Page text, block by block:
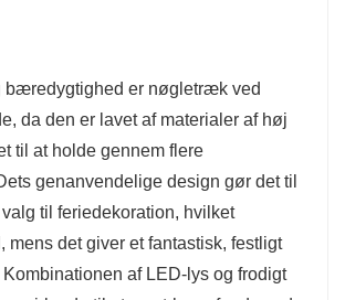
bæredygtighed er nøgletræk ved
da den er lavet af materialer af høj
til at holde gennem flere
genanvendelige design gør det til
til feriedekoration, hvilket
mens det giver et fantastisk, festligt
Kombinationen af ​​LED-lys og frodigt